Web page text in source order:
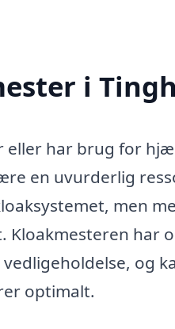
i
har brug for
en uvurderlig
men
har
og
optimalt.